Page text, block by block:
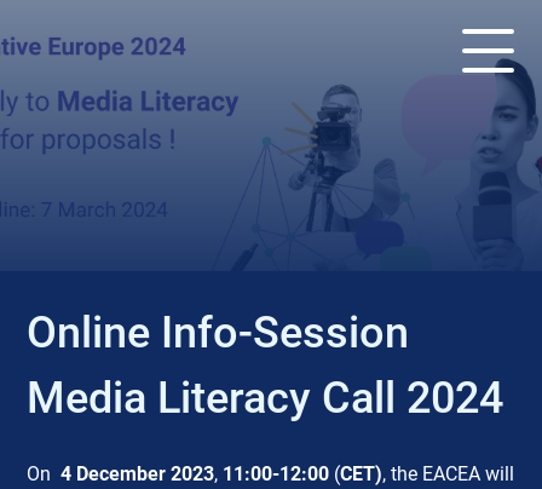
EVENT
Online Info-Session
Media Literacy Call 2024
On4 December 2023, 11:00-12:00 (CET), the EACEA will